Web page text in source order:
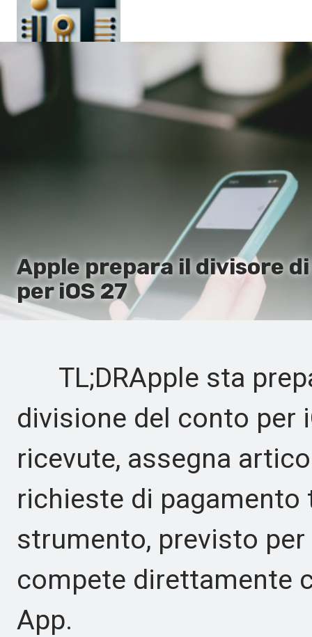
Pagina principale
Apple prepara il divisore
per iOS 27
TL;DRApple sta
divisione del conto per
ricevute, assegna
richieste di pagamento
strumento, previsto per
compete direttamente
App.